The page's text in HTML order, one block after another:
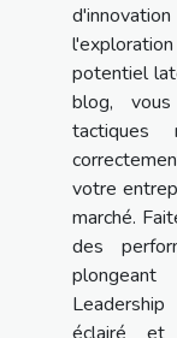
potentiel
blog,
votre
marché.
des
plongeant